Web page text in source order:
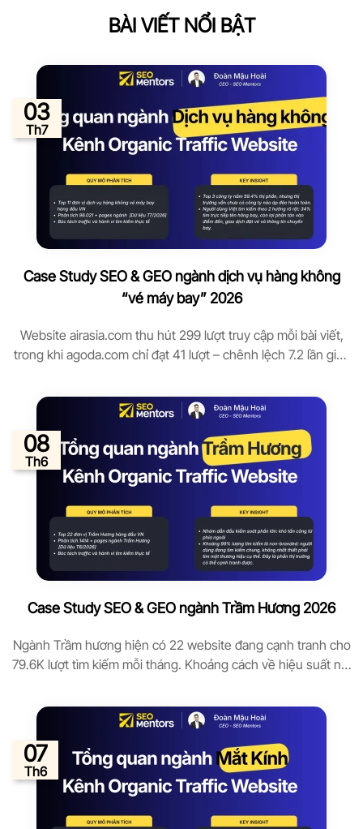
BÀI VIẾT NỔI BẬT
Case Study SEO & GEO ngành dịch vụ hàng không
“vé máy bay” 2026
Website airasia.com thu hút 299 lượt truy cập mỗi bài viết,
trong khi agoda.com chỉ đạt 41 lượt – chênh lệch 7.2 lần giữa
bay. Con số này đặt ra câu hỏi: tại sao một số công ty viết ít
nhưng hút […]
03
Th7
Case Study SEO & GEO ngành Trầm Hương 2026
Ngành Trầm hương hiện có 22 website đang cạnh tranh cho
79.6K lượt tìm kiếm mỗi tháng. Khoảng cách về hiệu suất nội
lần. Báo cáo này dựa trên phân tích 22 domain trong ngành
Trầm hương, dữ liệu từ Ahrefs tháng 6/2026, […]
08
Th6
07
Th6